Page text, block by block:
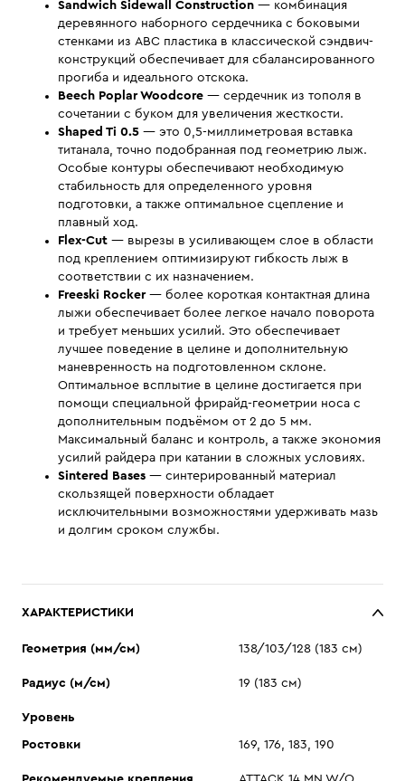
Sandwich Sidewall Construction — комбинация
деревянного наборного сердечника с боковыми
стенками из ABC пластика в классической сэндвич-
конструкций обеспечивает для сбалансированного
прогиба и идеального отскока.
Beech Poplar Woodcore — сердечник из тополя в
сочетании с буком для увеличения жесткости.
Shaped Ti 0.5 — это 0,5-миллиметровая вставка
титанала, точно подобранная под геометрию лыж.
Особые контуры обеспечивают необходимую
стабильность для определенного уровня
подготовки, а также оптимальное сцепление и
плавный ход.
Flex-Cut — вырезы в усиливающем слое в области
под креплением оптимизируют гибкость лыж в
соответствии с их назначением.
Freeski Rocker— более короткая контактная длина
лыжи обеспечивает более легкое начало поворота
и требует меньших усилий. Это обеспечивает
лучшее поведение в целине и дополнительную
маневренность на подготовленном склоне.
Оптимальное всплытие в целине достигается при
помощи специальной фрирайд-геометрии носа с
дополнительным подъёмом от 2 до 5 мм.
Максимальный баланс и контроль, а также экономия
усилий райдера при катании в сложных условиях.
Sintered Bases — синтерированный материал
скользящей поверхности обладает
исключительными возможностями удерживать мазь
и долгим сроком службы.
ХАРАКТЕРИСТИКИ
Геометрия (мм/см) 138/103/128 (183 см)
Радиус (м/см) 19 (183 см)
Уровень
Ростовки 169, 176, 183, 190